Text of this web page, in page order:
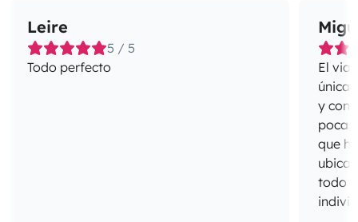
Leire
5 / 5
Todo perfecto
El
y
que
todo